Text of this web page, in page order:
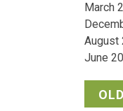
March
August
June